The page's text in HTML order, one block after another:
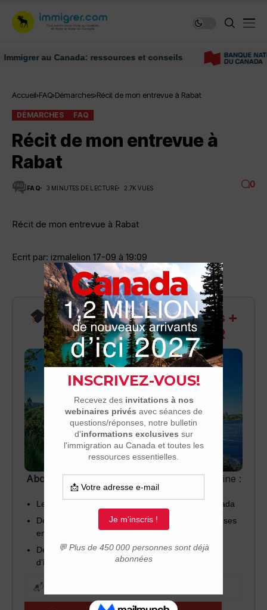
au Canada: ressources et conseils
Accueil FAQ Démarches Récit de mon entrevue à Rabat
DÉMARCHES FAQ
Récit de mon entrevue à
Rabat
FAQ 3 MINUTES DE LECTURE 2.7K VUES 0
Récit de mon entrevue à Rabat
Ecrit par: izmalelion 17-09 à 19:09
Recevez infos exclusives +
accès aux webinaires Q&R
Abonnez-vouspour recevoir chaque semaine :
Les dernières nouvelles sur l’immigration au Canada
Des invitations à nos webinaires (questions/réponses
en direct)
Des outils pratiques pour réussir votre projet
d’installation